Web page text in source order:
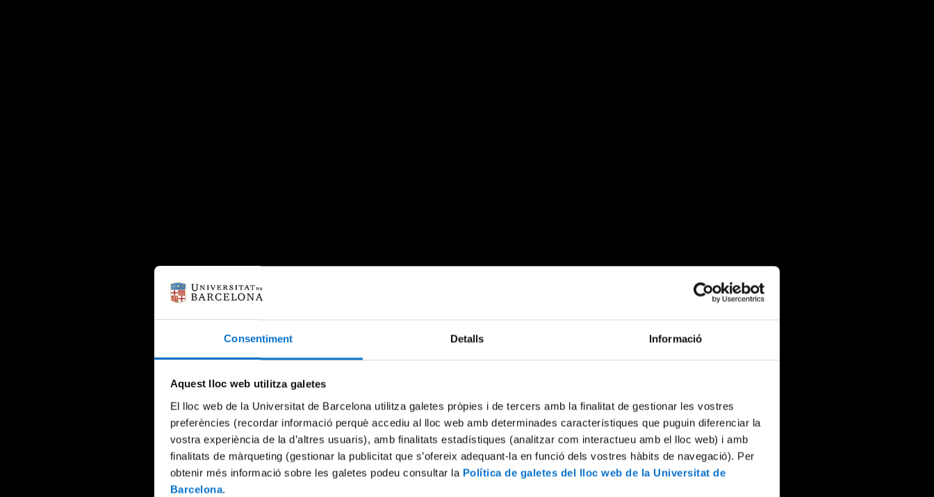
Consentiment Detalls Informació
Aquest lloc web utilitza galetes
El lloc web de la Universitat de Barcelona utilitza galetes pròpies i de tercers amb la finalitat de gestionar les vostres
preferències (recordar informació perquè accediu al lloc web amb determinades característiques que puguin diferenciar la
vostra experiència de la d’altres usuaris), amb finalitats estadístiques (analitzar com interactueu amb el lloc web) i amb
finalitats de màrqueting (gestionar la publicitat que s’ofereix adequant-la en funció dels vostres hàbits de navegació). Per
obtenir més informació sobre les galetes podeu consultar la Política de galetes del lloc web de la Universitat de
Barcelona.